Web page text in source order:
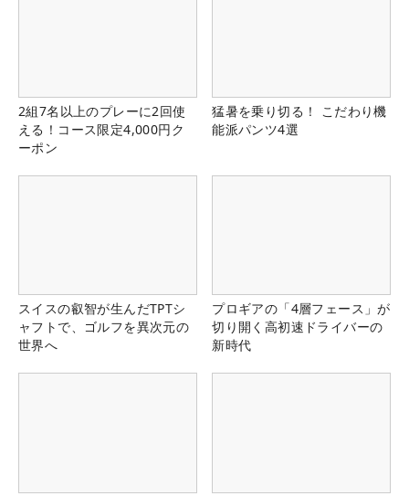
2組7名以上のプレーに2回使
える！コース限定4,000円ク
ーポン
猛暑を乗り切る！ こだわり機
能派パンツ4選
スイスの叡智が生んだTPTシ
ャフトで、ゴルフを異次元の
世界へ
プロギアの「4層フェース」が
切り開く高初速ドライバーの
新時代